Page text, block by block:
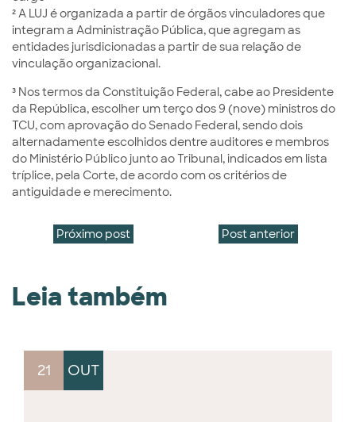
² A LUJ é organizada a partir de órgãos vinculadores que
integram a Administração Pública, que agregam as
entidades jurisdicionadas a partir de sua relação de
vinculação organizacional.
³ Nos termos da Constituição Federal, cabe ao Presidente
da República, escolher um terço dos 9 (nove) ministros do
TCU, com aprovação do Senado Federal, sendo dois
alternadamente escolhidos dentre auditores e membros
do Ministério Público junto ao Tribunal, indicados em lista
tríplice, pela Corte, de acordo com os critérios de
antiguidade e merecimento.
Próximo post Post anterior
Leia também
21 OUT